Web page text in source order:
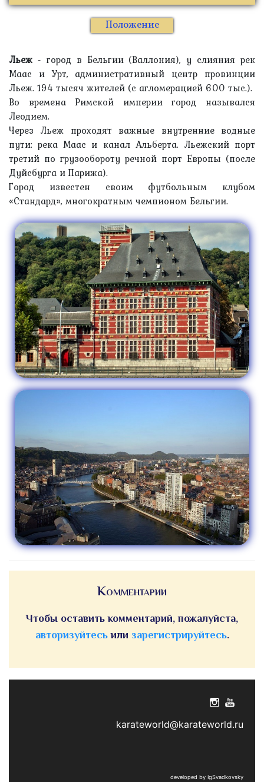
Положение
Льеж - город в Бельгии (Валлония), у слияния рек
Маас и Урт, административный центр провинции
Льеж. 194 тысяч жителей (с агломерацией 600 тыс.).
Во времена Римской империи город назывался
Леодием.
Через Льеж проходят важные внутренние водные
пути: река Маас и канал Альберта. Льежский порт
третий по грузообороту речной порт Европы (после
Дуйсбурга и Парижа).
Город известен своим футбольным клубом
«Стандард», многократным чемпионом Бельгии.
Комментарии
Чтобы оставить комментарий, пожалуйста,
авторизуйтесьили зарегистрируйтесь.
karateworld@karateworld.ru
developed by IgSvadkovsky